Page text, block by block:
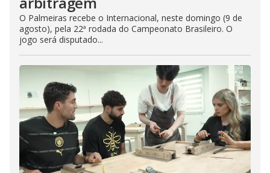
O Palmeiras recebe o Internacional, neste domingo (9 de
agosto), pela 22ª rodada do Campeonato Brasileiro. O
jogo será disputado...